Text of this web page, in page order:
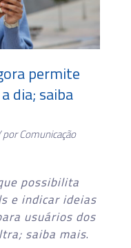
permite
dia; saiba
Comunicação
possibilita
e indicar ideias
usuários dos
saiba mais.